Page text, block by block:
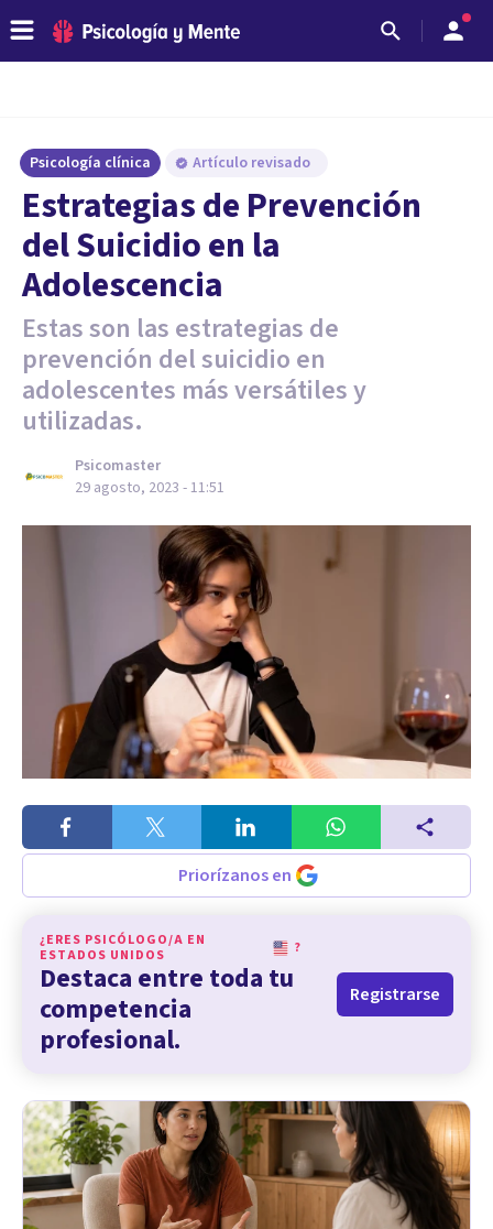
Psicología clínica Artículo revisado
Estrategias de Prevención
del Suicidio en la
Adolescencia
Estas son las estrategias de
prevención del suicidio en
adolescentes más versátiles y
utilizadas.
Psicomaster
29 agosto, 2023 - 11:51
Priorízanos en
¿ERES PSICÓLOGO/A EN
ESTADOS UNIDOS
?
Destaca entre toda tu
competencia
profesional.
Registrarse